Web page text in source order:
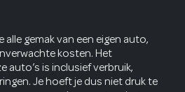
alle gemak van een eigen auto,
kosten. Het
auto’s is inclusief verbruik,
Je hoeft je dus niet druk te